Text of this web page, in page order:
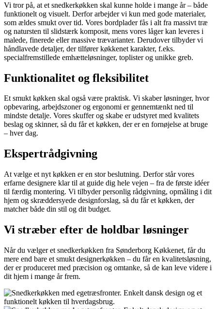
Vi tror på, at et snedkerkøkken skal kunne holde i mange år – både
funktionelt og visuelt. Derfor arbejder vi kun med gode materialer,
som ældes smukt over tid. Vores bordplader fås i alt fra massivt træ
og natursten til slidstærk komposit, mens vores låger kan leveres i
malede, finerede eller massive trævarianter. Derudover tilbyder vi
håndlavede detaljer, der tilfører køkkenet karakter, f.eks.
specialfremstillede emhætteløsninger, toplister og unikke greb.
Funktionalitet og fleksibilitet
Et smukt køkken skal også være praktisk. Vi skaber løsninger, hvor
opbevaring, arbejdszoner og ergonomi er gennemtænkt ned til
mindste detalje. Vores skuffer og skabe er udstyret med kvalitets
beslag og skinner, så du får et køkken, der er en fornøjelse at bruge
– hver dag.
Ekspertrådgivning
At vælge et nyt køkken er en stor beslutning. Derfor står vores
erfarne designere klar til at guide dig hele vejen – fra de første idéer
til færdig montering. Vi tilbyder personlig rådgivning, opmåling i dit
hjem og skræddersyede designforslag, så du får et køkken, der
matcher både din stil og dit budget.
Vi stræber efter de holdbar løsninger
Når du vælger et snedkerkøkken fra Sønderborg Køkkenet, får du
mere end bare et smukt designerkøkken – du får en kvalitetsløsning,
der er produceret med præcision og omtanke, så de kan leve videre i
dit hjem i mange år frem.